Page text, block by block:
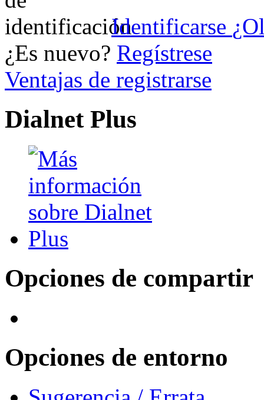
Identificarse
¿Es nuevo? Regístrese
Ventajas de registrarse
Dialnet Plus
Opciones de compartir
Opciones de entorno